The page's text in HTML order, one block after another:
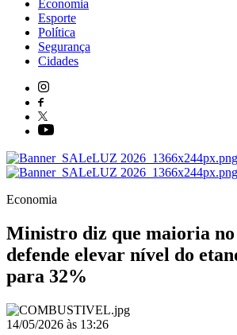
Economia
Esporte
Política
Segurança
Cidades
Economia
Ministro diz que maioria no
defende elevar nível do
para 32%
14/05/2026 às 13:26